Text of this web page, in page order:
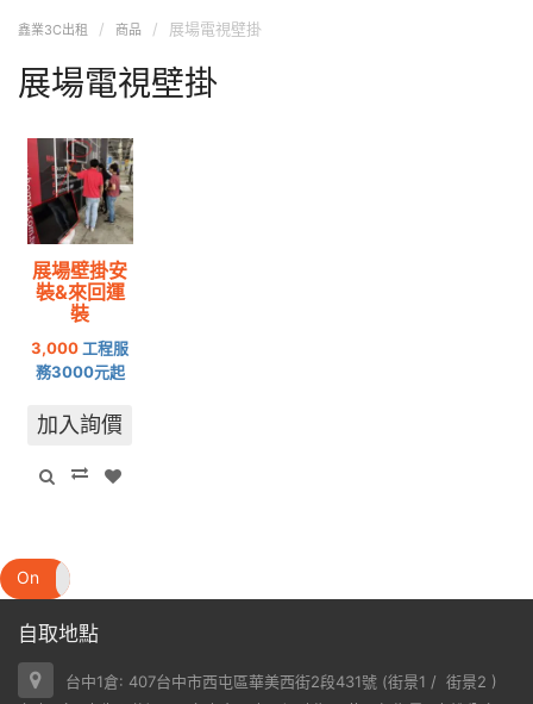
鑫業3C出租 商品 展場電視壁掛
展場電視壁掛
展場壁掛安
裝&來回運
裝
3,000 工程服
務3000元起
加入詢價
On
自取地點
台中1倉: 407台中市西屯區華美西街2段431號 (街景1 / 街景2 )